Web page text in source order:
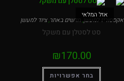
אזל המלאי
אקססוריז למעשן,חדשים באתר,ציוד למעשן
סט לסטלן עם משקל
₪170.00
בחר אפשרויות